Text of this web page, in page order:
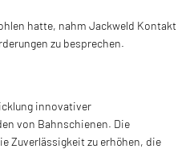
hatte, nahm Jackweld Kontakt
zu besprechen.
innovativer
von Bahnschienen. Die
Zuverlässigkeit zu erhöhen, die